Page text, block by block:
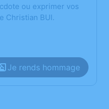
ou exprimer vos
Christian BUI.
Je rends hommage